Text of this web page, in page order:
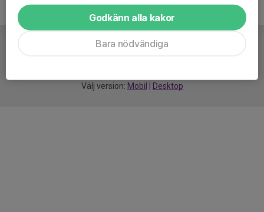
Välj version: Mobil Desktop
Godkänn alla kakor
Bara nödvändiga